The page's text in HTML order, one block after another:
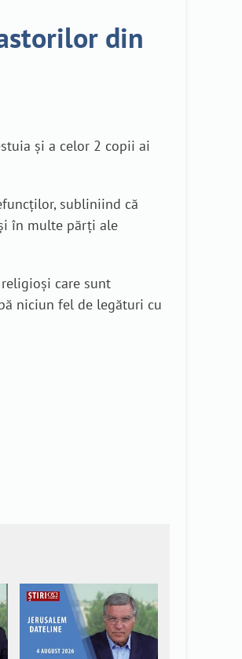
din
și a celor 2 copii ai
subliniind că
în multe părți ale
care sunt
niciun fel de legături cu